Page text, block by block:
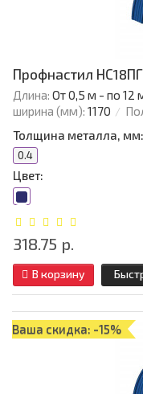
Профнастил
Длина: От 0,5 м - по 12
ширина (мм): 1170
Толщина металла, мм:
0.4
Цвет:
318.75 р.
В корзину
Ваша скидка: -15%